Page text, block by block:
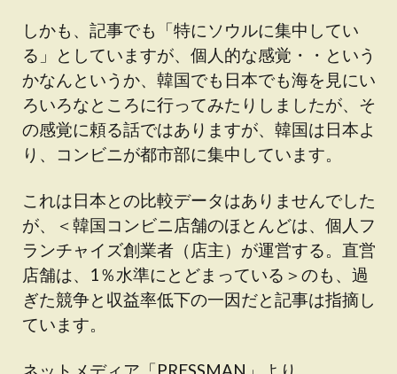
しかも、記事でも「特にソウルに集中してい
る」としていますが、個人的な感覚・・という
かなんというか、韓国でも日本でも海を見にい
ろいろなところに行ってみたりしましたが、そ
の感覚に頼る話ではありますが、韓国は日本よ
り、コンビニが都市部に集中しています。
これは日本との比較データはありませんでした
が、＜韓国コンビニ店舗のほとんどは、個人フ
ランチャイズ創業者（店主）が運営する。直営
店舗は、1％水準にとどまっている＞のも、過
ぎた競争と収益率低下の一因だと記事は指摘し
ています。